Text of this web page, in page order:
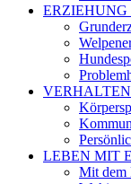
ERZIEHUNG
VERHALTEN
LEBEN MIT
Mit dem